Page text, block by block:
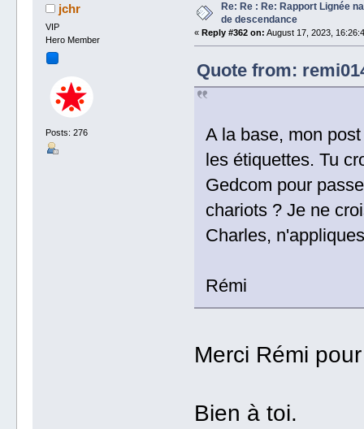
jchr
VIP
Hero Member
Posts: 276
Re: Re : Re: Rapport Lignée
de descendance
« Reply #362 on: August 17, 2023,
Quote from:
A la base, mon
les étiquettes. Tu
Gedcom pour
chariots ? Je ne
Charles,
Rémi
Merci Rémi
Bien à toi.